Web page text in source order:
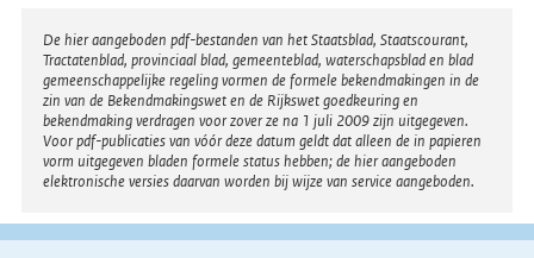
Disclaimer
De hier aangeboden pdf-bestanden van het Staatsblad, Staatscourant,
Tractatenblad, provinciaal blad, gemeenteblad, waterschapsblad en blad
gemeenschappelijke regeling vormen de formele bekendmakingen in de
zin van de Bekendmakingswet en de Rijkswet goedkeuring en
bekendmaking verdragen voor zover ze na 1 juli 2009 zijn uitgegeven.
Voor pdf-publicaties van vóór deze datum geldt dat alleen de in papieren
vorm uitgegeven bladen formele status hebben; de hier aangeboden
elektronische versies daarvan worden bij wijze van service aangeboden.